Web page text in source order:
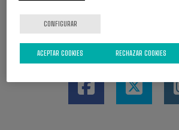
REDES SOCIALES
CONFIGURAR
RECHAZAR COOKIES
ACEPTAR COOKIES